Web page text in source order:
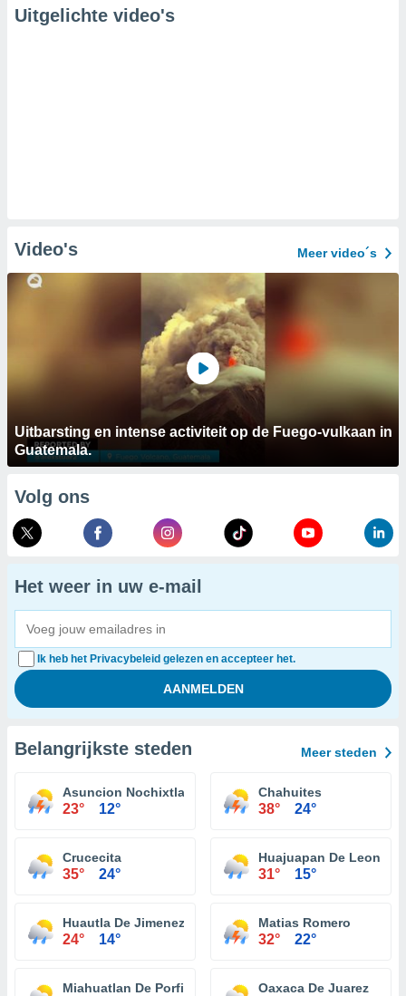
Uitgelichte video's
Video's Meer video´s
Uitbarsting en intense activiteit op de Fuego-vulkaan in
Guatemala.
Volg ons
Het weer in uw e-mail
Ik heb het Privacybeleid gelezen en accepteer het.
Belangrijkste steden Meer steden
Asuncion Nochixtlan
23° 12°
Chahuites
38° 24°
Crucecita
35° 24°
Huajuapan De Leon
31° 15°
Huautla De Jimenez
24° 14°
Matias Romero
32° 22°
Miahuatlan De Porfirio Diaz Oaxaca De Juarez